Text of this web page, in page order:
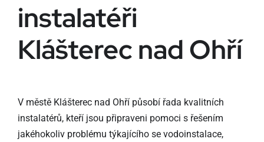
instalatéři
Klášterec nad Ohří
V městě Klášterec nad Ohří působí řada kvalitních
instalatérů, kteří jsou připraveni pomoci s řešením
jakéhokoliv problému týkajícího se vodoinstalace,